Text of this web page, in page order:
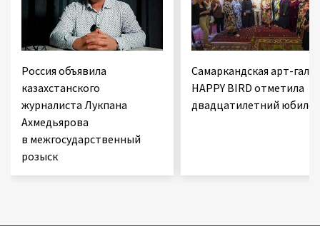
Россия объявила
казахстанского
журналиста Лукпана
Ахмедьярова
в межгосударственный
розыск
Самаркандская арт-
HAPPY BIRD отметила
двадцатилетний юбилей